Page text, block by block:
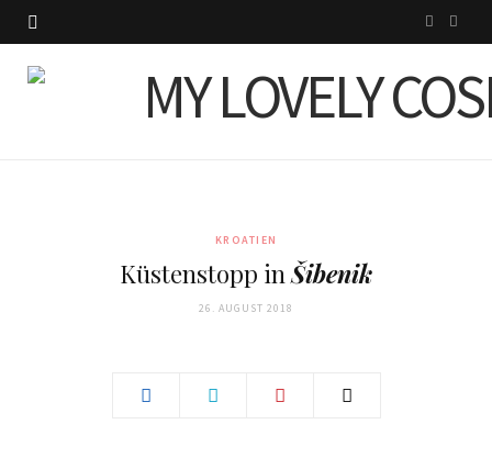
s n
KROATIEN
Küstenstopp inŠibenik
26. AUGUST 2018